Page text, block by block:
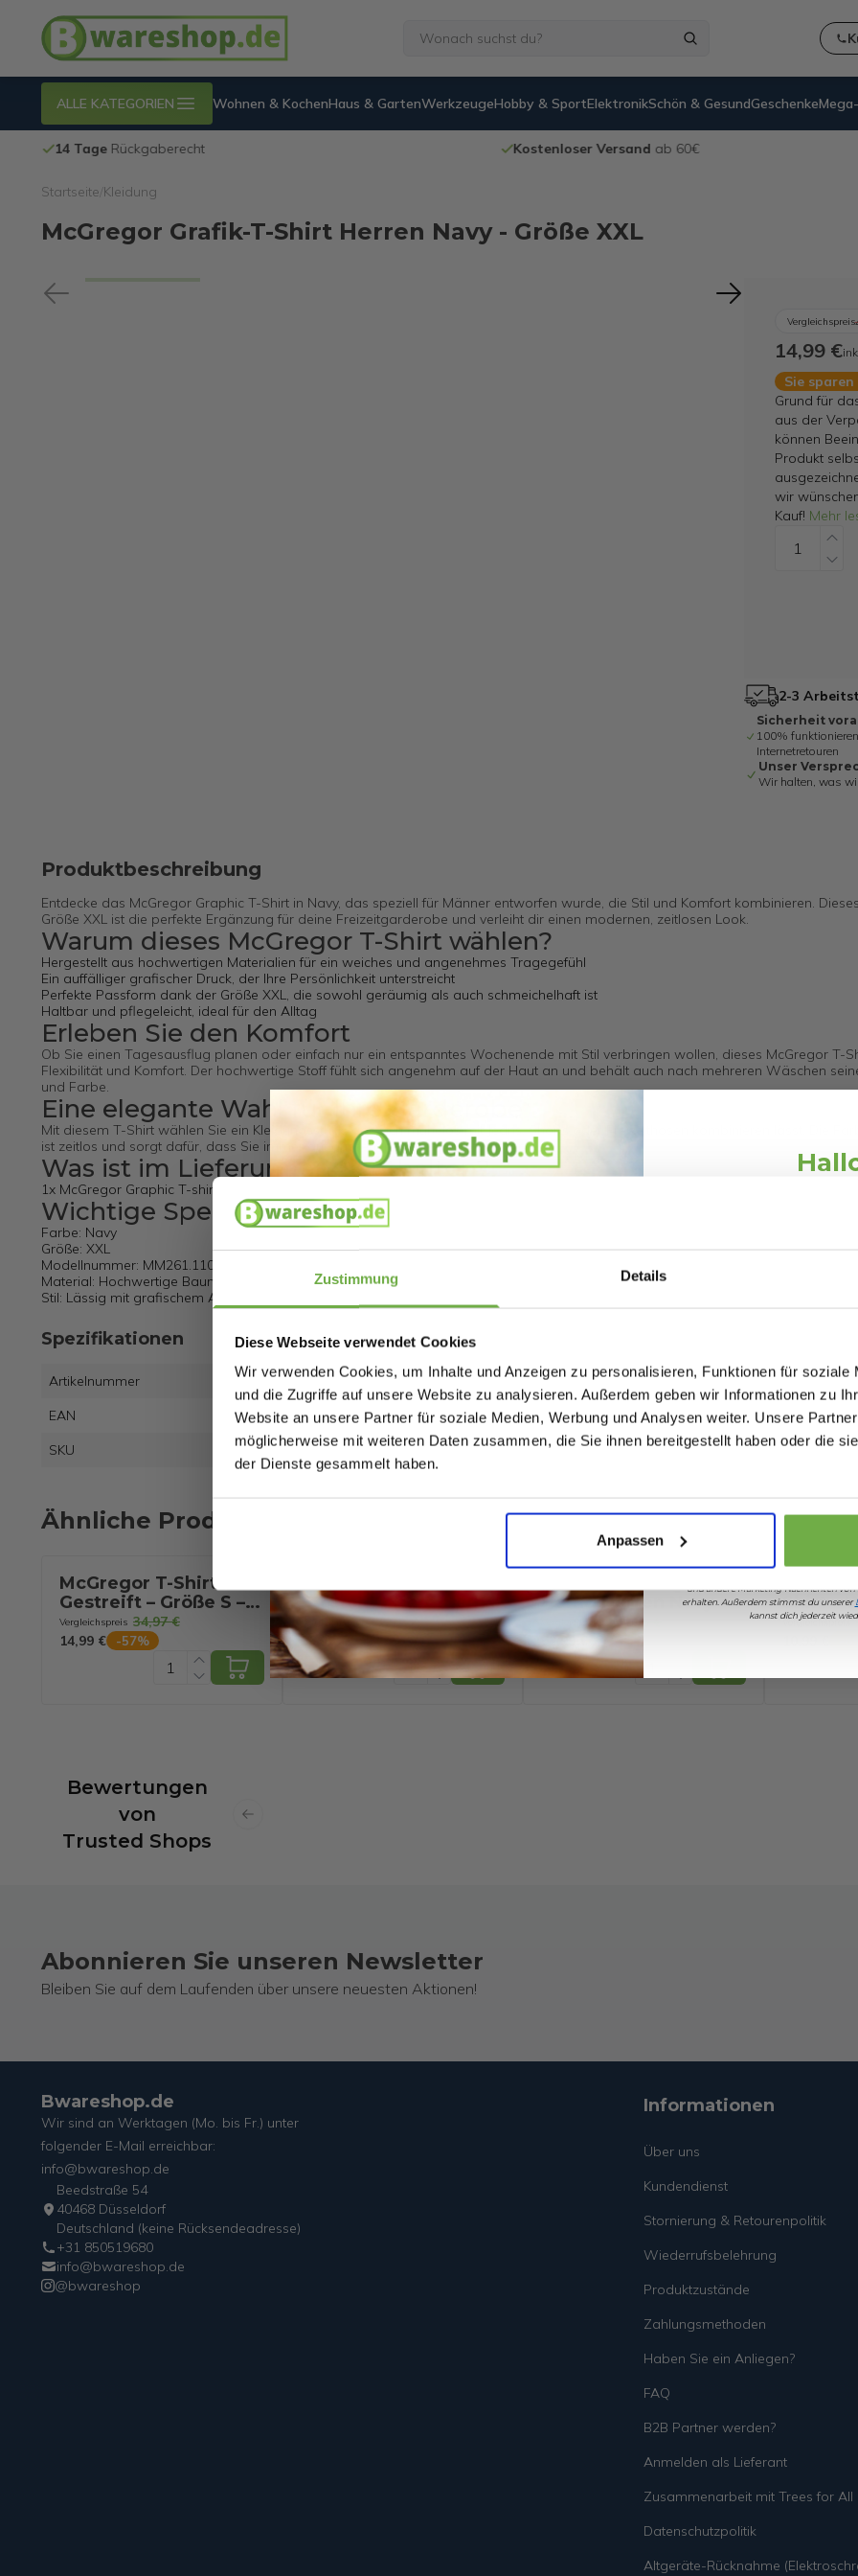
Zustimmung Details
Diese Webseite verwendet Cookies
Wir verwenden Cookies, um Inhalte und Anzeigen zu personalisieren, Funktionen für soziale
und die Zugriffe auf unsere Website zu analysieren. Außerdem geben wir Informationen zu
Website an unsere Partner für soziale Medien, Werbung und Analysen weiter. Unsere
möglicherweise mit weiteren Daten zusammen, die Sie ihnen bereitgestellt haben oder die
der Dienste gesammelt haben.
Anpassen
ALLE KATEGORIEN Wohnen & KochenHaus & GartenWerkzeugeHobby & SportElektronikSchön & GesundGeschenke
14 Tage Rückgaberecht Kostenloser Versand ab 60€
Startseite Kleidung
McGregor Grafik-T-Shirt Herren Navy - Größe XXL
Vergleichspreis
14,99 €
Sie sparen
Grund für
aus der
können
Produkt
wir
Kauf! Mehr
2-3
Sicherheit
100%
Internetretouren
Unser
Wir halten, was
Produktbeschreibung
Entdecke das McGregor Graphic T-Shirt in Navy, das speziell für Männer entworfen wurde, die Stil und Komfort kombinieren.
Größe XXL ist die perfekte Ergänzung für deine Freizeitgarderobe und verleiht dir einen modernen, zeitlosen Look.
Warum dieses McGregor T-Shirt wählen?
Hergestellt aus hochwertigen Materialien für ein weiches und angenehmes Tragegefühl
Ein auffälliger grafischer Druck, der Ihre Persönlichkeit unterstreicht
Perfekte Passform dank der Größe XXL, die sowohl geräumig als auch schmeichelhaft ist
Haltbar und pflegeleicht, ideal für den Alltag
Erleben Sie den Komfort
Ob Sie einen Tagesausflug planen oder einfach nur ein entspanntes Wochenende mit Stil verbringen wollen, dieses McGregor T-
Flexibilität und Komfort. Der hochwertige Stoff fühlt sich angenehm auf der Haut an und behält auch nach mehreren Wäschen
und Farbe.
Eine elegante Wahl für Ihre Garderobe
Mit diesem T-Shirt wählen Sie ein Kleidungsstück, das sich mühelos mit Jeans, Shorts oder Freizeithosen kombinieren lässt. Die
ist zeitlos und sorgt dafür, dass Sie immer gut aussehen, egal zu welchem Anlass.
Was ist im Lieferumfang enthalten?
1x McGregor Graphic T-shirt Men Navy XXL (MM261.1101.04)
Wichtige Spezifikationen
Farbe: Navy
Größe: XXL
Modellnummer: MM261.1101.04
Material: Hochwertige Baumwollmischung
Stil: Lässig mit grafischem Aufdruck
Spezifikationen
Artikelnummer
EAN
8721297803816
SKU
8821060004719
Ähnliche Produkte
McGregor T-Shirt –
Gestreift – Größe S –
Marineblau
Vergleichspreis 34,97 €
14,99 €
-57%
Stretch Oxford Hemd
Marine - Größe 3XL
Vergleichspreis 89,95 €
56,99 €
-37%
Hemd Herren Navy -
Regular Fit - 100%
Baumwolle - Größe L
Vergleichspreis
99,95 €
62,99 €
-37 %
Shirt –
Größe S
Vergleichspreis
Bewertungen
von
Trusted Shops
Previous slide
Abonnieren Sie unseren Newsletter
Bleiben Sie auf dem Laufenden über unsere neuesten Aktionen!
Bwareshop.de
Wir sind an Werktagen (Mo. bis Fr.) unter
folgender E-Mail erreichbar:
info@bwareshop.de
Beedstraße 54
40468 Düsseldorf
Deutschland (keine Rücksendeadresse)
+31 850519680
info@bwareshop.de
@bwareshop
Informationen
Über uns
Kundendienst
Stornierung & Retourenpolitik
Wiederrufsbelehrung
Produktzustände
Zahlungsmethoden
Haben Sie ein Anliegen?
FAQ
B2B Partner werden?
Anmelden als Lieferant
Zusammenarbeit mit Trees for All
Datenschutzpolitik
Altgeräte-Rücknahme
Rabatten bis
Sicher dir 5
und andere Marketing-Nachrichten von
erhalten. Außerdem stimmst du unserer
kannst dich jederzeit